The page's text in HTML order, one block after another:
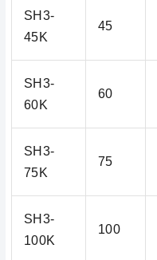
SH3-
45K
45
SH3-
60K
60
SH3-
75K
75
SH3-
100K
100